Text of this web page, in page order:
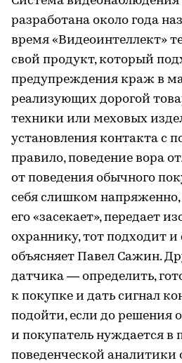
разработана около года
время «Видеоинтеллект»
свой продукт, который
предупреждения краж в
реализующих дорогой
техники или меховых
установления контакта с
правило, поведение вора
от поведения обычного
себя слишком напряженно,
его «засекает», передает
охраннику, тот подходит и
объясняет Павел Сажин.
датчика — определить,
к покупке и дать сигнал
подойти, если до решения
и покупатель нуждается
поведенческой аналитики